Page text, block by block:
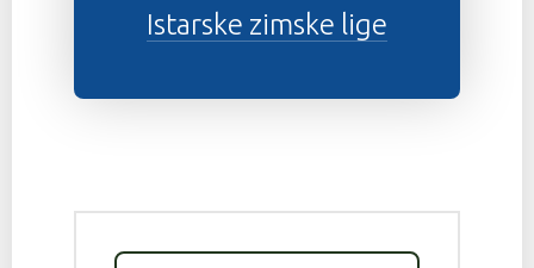
Istarske zimske lige